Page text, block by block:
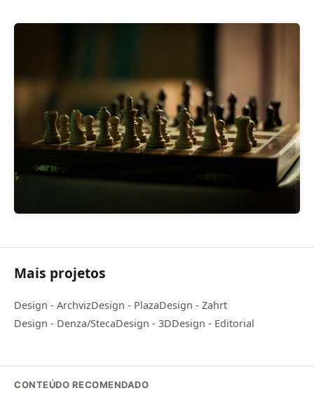
Mais projetos
Design - ArchvizDesign - PlazaDesign - Zahrt
Design - Denza/StecaDesign - 3DDesign - Editorial
CONTEÚDO RECOMENDADO